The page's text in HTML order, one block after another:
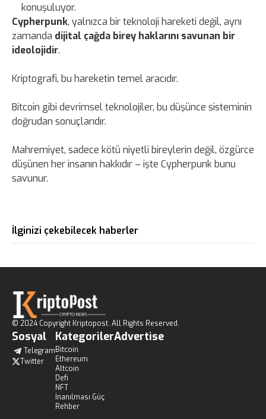
konuşuluyor.
Cypherpunk, yalnızca bir teknoloji hareketi değil, aynı
zamanda dijital çağda birey haklarını savunan bir
ideolojidir.
Kriptografi, bu hareketin temel aracıdır.
Bitcoin gibi devrimsel teknolojiler, bu düşünce sisteminin
doğrudan sonuçlarıdır.
Mahremiyet, sadece kötü niyetli bireylerin değil, özgürce
düşünen her insanın hakkıdır – işte Cypherpunk bunu
savunur.
İlginizi çekebilecek haberler
© 2024 Copyright Kriptopost. All Rights Reserved.
Sosyal
Telegram
Twitter
Kategoriler
Bitcoin
Ethereum
Altcoin
Defi
NFT
İnanılması Güç
Rehber
Advertise